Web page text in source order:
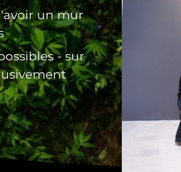
un mur
- sur